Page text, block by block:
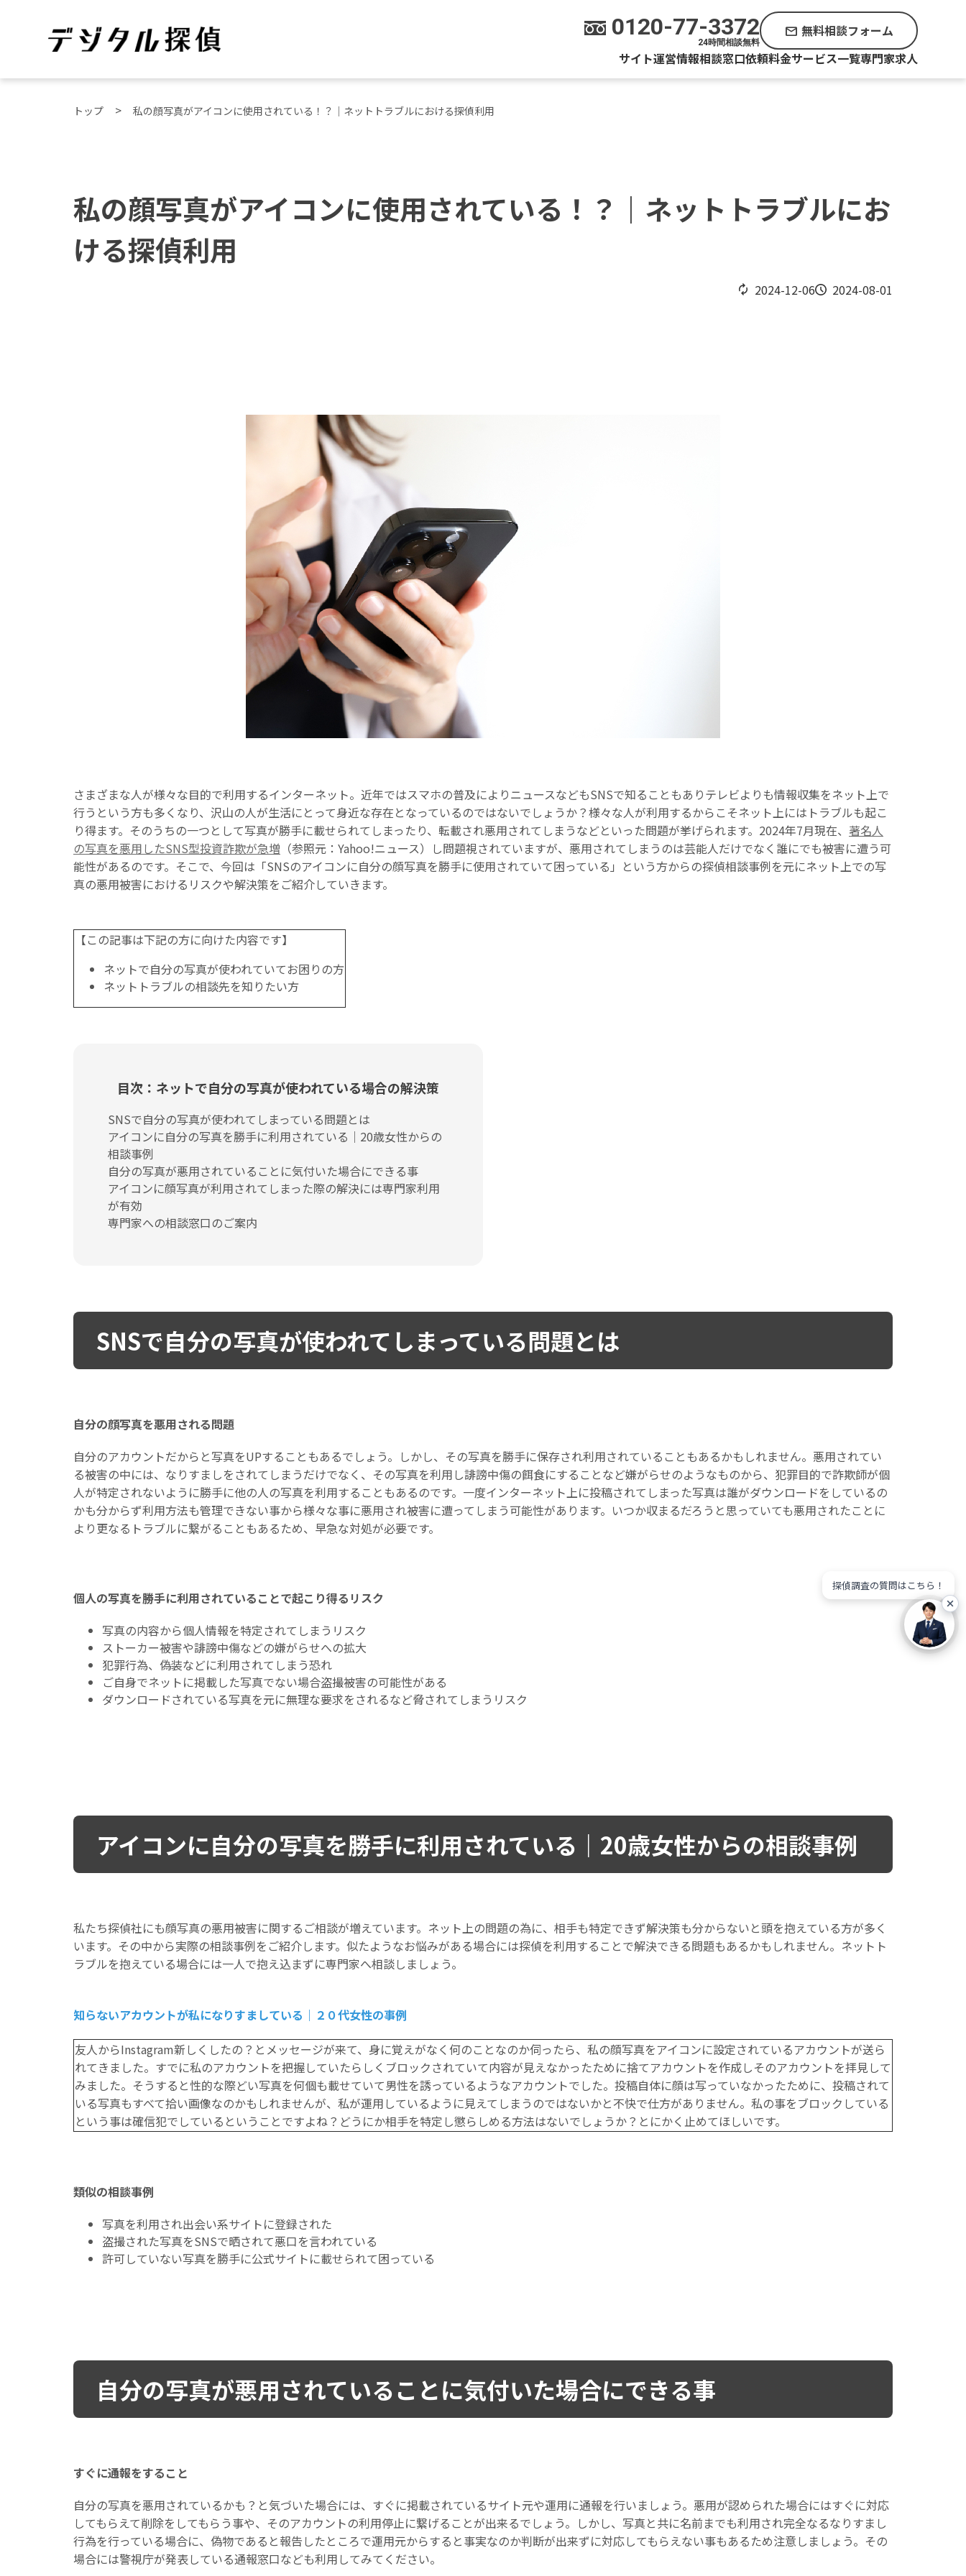
0120-77-3372
24時間相談無料
mail 無料相談フォーム
サイト運営情報相談窓口依頼料金サービス一覧専門家求人
トップ 私の顔写真がアイコンに使用されている！？｜ネットトラブルにおける探偵利用
私の顔写真がアイコンに使用されている！？｜ネットトラブルにお
ける探偵利用
2024-12-06 2024-08-01
さまざまな人が様々な目的で利用するインターネット。近年ではスマホの普及によりニュースなどもSNSで知ることもありテレビよりも情報収集をネット上で
行うという方も多くなり、沢山の人が生活にとって身近な存在となっているのではないでしょうか？様々な人が利用するからこそネット上にはトラブルも起こ
り得ます。そのうちの一つとして写真が勝手に載せられてしまったり、転載され悪用されてしまうなどといった問題が挙げられます。2024年7月現在、 著名人
の写真を悪用したSNS型投資詐欺が急増 （参照元：Yahoo!ニュース）し問題視されていますが、悪用されてしまうのは芸能人だけでなく誰にでも被害に遭う可
能性があるのです。そこで、今回は「SNSのアイコンに自分の顔写真を勝手に使用されていて困っている」という方からの探偵相談事例を元にネット上での写
真の悪用被害におけるリスクや解決策をご紹介していきます。
【この記事は下記の方に向けた内容です】
ネットで自分の写真が使われていてお困りの方
ネットトラブルの相談先を知りたい方
目次：ネットで自分の写真が使われている場合の解決策
SNSで自分の写真が使われてしまっている問題とは
アイコンに自分の写真を勝手に利用されている｜20歳女性からの
相談事例
自分の写真が悪用されていることに気付いた場合にできる事
アイコンに顔写真が利用されてしまった際の解決には専門家利用
が有効
専門家への相談窓口のご案内
SNSで自分の写真が使われてしまっている問題とは
自分の顔写真を悪用される問題
自分のアカウントだからと写真をUPすることもあるでしょう。しかし、その写真を勝手に保存され利用されていることもあるかもしれません。悪用されてい
る被害の中には、なりすましをされてしまうだけでなく、その写真を利用し誹謗中傷の餌食にすることなど嫌がらせのようなものから、犯罪目的で詐欺師が個
人が特定されないように勝手に他の人の写真を利用することもあるのです。一度インターネット上に投稿されてしまった写真は誰がダウンロードをしているの
かも分からず利用方法も管理できない事から様々な事に悪用され被害に遭ってしまう可能性があります。いつか収まるだろうと思っていても悪用されたことに
より更なるトラブルに繋がることもあるため、早急な対処が必要です。
個人の写真を勝手に利用されていることで起こり得るリスク
写真の内容から個人情報を特定されてしまうリスク
ストーカー被害や誹謗中傷などの嫌がらせへの拡大
犯罪行為、偽装などに利用されてしまう恐れ
ご自身でネットに掲載した写真でない場合盗撮被害の可能性がある
ダウンロードされている写真を元に無理な要求をされるなど脅されてしまうリスク
アイコンに自分の写真を勝手に利用されている｜20歳女性からの相談事例
私たち探偵社にも顔写真の悪用被害に関するご相談が増えています。ネット上の問題の為に、相手も特定できず解決策も分からないと頭を抱えている方が多く
います。その中から実際の相談事例をご紹介します。似たようなお悩みがある場合には探偵を利用することで解決できる問題もあるかもしれません。ネットト
ラブルを抱えている場合には一人で抱え込まずに専門家へ相談しましょう。
知らないアカウントが私になりすましている｜２０代女性の事例
友人からInstagram新しくしたの？とメッセージが来て、身に覚えがなく何のことなのか伺ったら、私の顔写真をアイコンに設定されているアカウントが送ら
れてきました。すでに私のアカウントを把握していたらしくブロックされていて内容が見えなかったために捨てアカウントを作成しそのアカウントを拝見して
みました。そうすると性的な際どい写真を何個も載せていて男性を誘っているようなアカウントでした。投稿自体に顔は写っていなかったために、投稿されて
いる写真もすべて拾い画像なのかもしれませんが、私が運用しているように見えてしまうのではないかと不快で仕方がありません。私の事をブロックしている
という事は確信犯でしているということですよね？どうにか相手を特定し懲らしめる方法はないでしょうか？とにかく止めてほしいです。
類似の相談事例
写真を利用され出会い系サイトに登録された
盗撮された写真をSNSで晒されて悪口を言われている
許可していない写真を勝手に公式サイトに載せられて困っている
自分の写真が悪用されていることに気付いた場合にできる事
すぐに通報をすること
自分の写真を悪用されているかも？と気づいた場合には、すぐに掲載されているサイト元や運用に通報を行いましょう。悪用が認められた場合にはすぐに対応
してもらえて削除をしてもらう事や、そのアカウントの利用停止に繋げることが出来るでしょう。しかし、写真と共に名前までも利用され完全なるなりすまし
行為を行っている場合に、偽物であると報告したところで運用元からすると事実なのか判断が出来ずに対応してもらえない事もあるため注意しましょう。その
場合には警視庁が発表している通報窓口なども利用してみてください。
探偵調査の質問はこちら！